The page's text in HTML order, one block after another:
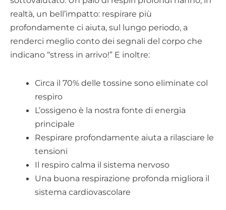
realtà, un bell’impatto: respirare più
profondamente ci aiuta, sul lungo periodo, a
renderci meglio conto dei segnali del corpo che
indicano “stress in arrivo!” E inoltre:
Circa il 70% delle tossine sono eliminate col
respiro
L’ossigeno è la nostra fonte di energia
principale
Respirare profondamente aiuta a rilasciare le
tensioni
Il respiro calma il sistema nervoso
Una buona respirazione profonda migliora il
sistema cardiovascolare